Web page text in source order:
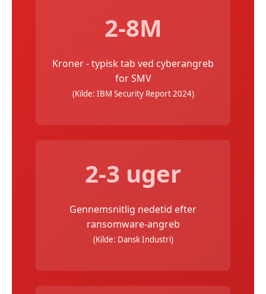
2-8M
Kroner - typisk tab ved cyberangreb
for SMV
(Kilde: IBM Security Report 2024)
2-3 uger
Gennemsnitlig nedetid efter
ransomware-angreb
(Kilde: Dansk Industri)